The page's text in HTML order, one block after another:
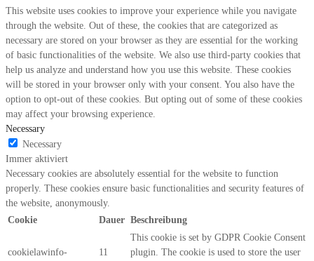
This website uses cookies to improve your experience while you navigate
through the website. Out of these, the cookies that are categorized as
necessary are stored on your browser as they are essential for the working
of basic functionalities of the website. We also use third-party cookies that
help us analyze and understand how you use this website. These cookies
will be stored in your browser only with your consent. You also have the
option to opt-out of these cookies. But opting out of some of these cookies
may affect your browsing experience.
Necessary
Necessary
Immer aktiviert
Necessary cookies are absolutely essential for the website to function
properly. These cookies ensure basic functionalities and security features of
the website, anonymously.
Cookie
Dauer Beschreibung
cookielawinfo-
11
This cookie is set by GDPR Cookie Consent
plugin. The cookie is used to store the user